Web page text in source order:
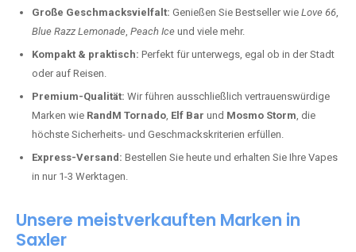
Große Geschmacksvielfalt: Genießen Sie Bestseller wie Love 66,
Blue Razz Lemonade, Peach Ice und viele mehr.
Kompakt & praktisch: Perfekt für unterwegs, egal ob in der Stadt
oder auf Reisen.
Premium-Qualität: Wir führen ausschließlich vertrauenswürdige
Marken wie RandM Tornado, Elf Bar und Mosmo Storm, die
höchste Sicherheits- und Geschmackskriterien erfüllen.
Express-Versand: Bestellen Sie heute und erhalten Sie Ihre Vapes
in nur 1-3 Werktagen.
Unsere meistverkauften Marken in
Saxler